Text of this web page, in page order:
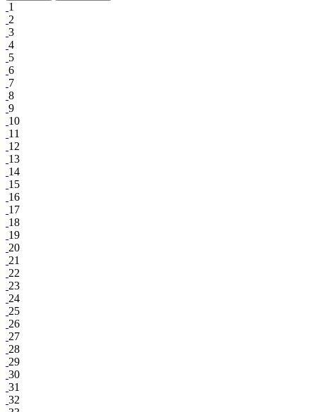
1
2
3
4
5
6
7
8
9
10
11
12
13
14
15
16
17
18
19
20
21
22
23
24
25
26
27
28
29
30
31
32